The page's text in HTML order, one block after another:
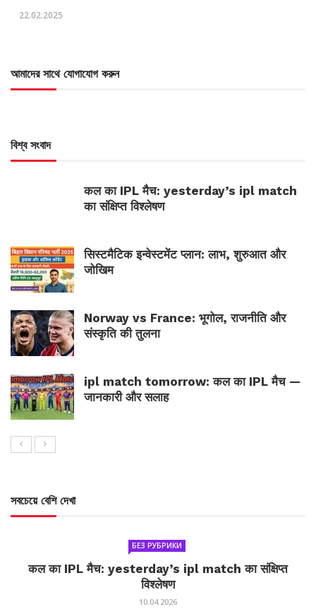
22.02.2025
আমাদের সাথে যোগাযোগ করুন
বিশ্ব সংবাদ
कल का IPL मैच: yesterday’s ipl match
का संक्षिप्त विश्लेषण
सिस्टमैटिक इन्वेस्टमेंट प्लान: लाभ, शुरुआत और
जोखिम
Norway vs France: भूगोल, राजनीति और
संस्कृति की तुलना
ipl match tomorrow: कल का IPL मैच —
जानकारी और सलाह
সবচেয়ে বেশি দেখা
БЕЗ РУБРИКИ
कल का IPL मैच: yesterday’s ipl match का संक्षिप्त
विश्लेषण
10.04.2026